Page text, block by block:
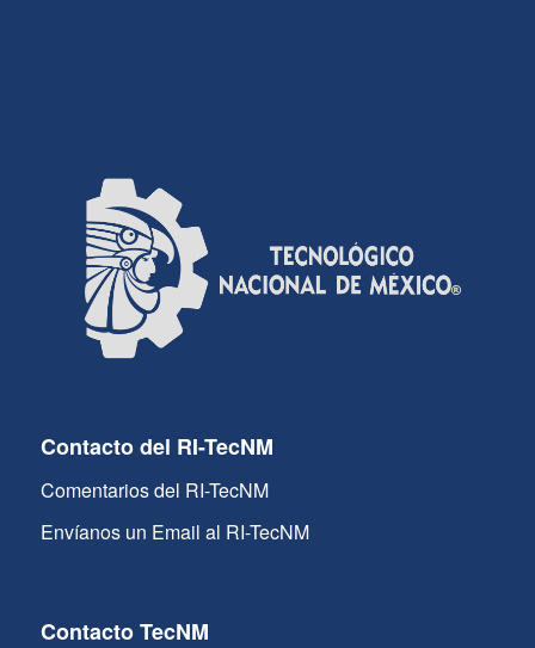
Contacto del RI-TecNM
Comentarios del RI-TecNM
Envíanos un Email al RI-TecNM
Contacto TecNM